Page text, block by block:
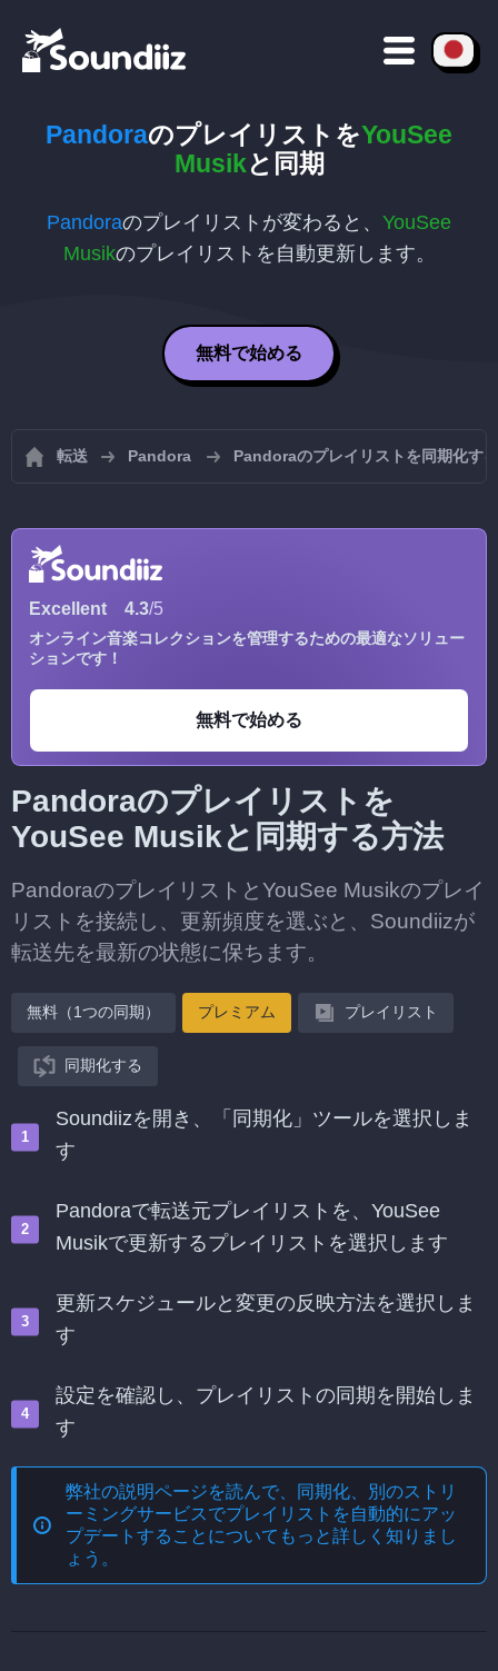
PandoraのプレイリストをYouSee
Musikと同期
Pandoraのプレイリストが変わると、 YouSee
Musikのプレイリストを自動更新します。
無料で始める
転送 Pandora Pandoraのプレイリストを同期化する
Excellent 4.3/5
オンライン音楽コレクションを管理するための最適なソリュー
ションです！
無料で始める
Pandoraのプレイリストを
YouSee Musikと同期する方法
PandoraのプレイリストとYouSee Musikのプレイ
リストを接続し、更新頻度を選ぶと、Soundiizが
転送先を最新の状態に保ちます。
無料（1つの同期） プレミアム プレイリスト
同期化する
Soundiizを開き、「同期化」ツールを選択しま
す
Pandoraで転送元プレイリストを、YouSee
Musikで更新するプレイリストを選択します
更新スケジュールと変更の反映方法を選択しま
す
設定を確認し、プレイリストの同期を開始しま
す
弊社の説明ページを読んで、
同期化、別のストリ
ーミングサービスでプレイリストを自動的にアッ
プデートする ことについてもっと詳しく知りまし
ょう。